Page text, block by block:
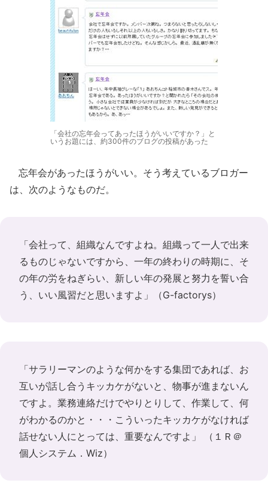
「会社の忘年会ってあったほうがいいですか？」と
いうお題には、約300件のブログの投稿があった
忘年会があったほうがいい。そう考えているブロガー
は、次のようなものだ。
「会社って、組織なんですよね。組織って一人で出来
るものじゃないですから、一年の終わりの時期に、そ
の年の労をねぎらい、新しい年の発展と努力を誓い合
う、いい風習だと思いますよ」（G-factorys）
「サラリーマンのような何かをする集団であれば、お
互いが話し合うキッカケがないと、物事が進まないん
ですよ。業務連絡だけでやりとりして、作業して、何
がわかるのかと・・・こういったキッカケがなければ
話せない人にとっては、重要なんですよ」 （ １Ｒ＠
個人システム．Wiz）